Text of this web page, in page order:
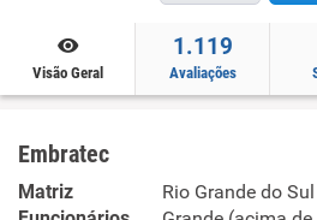
Visão Geral
1.119
Avaliações
Embratec
Matriz
Rio Grande do Sul